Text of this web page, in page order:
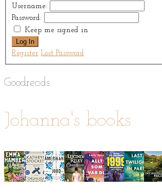
Username:
Password:
Keep me signed in
Log In
Register Lost Password
Goodreads
Johanna's books